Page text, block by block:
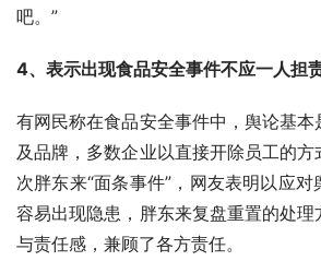
吧。”
4、表示出现食品安全事件不应一人担
有网民称在食品安全事件中，舆论基
及品牌，多数企业以直接开除员工的
次胖东来“面条事件”，网友表明以应
容易出现隐患，胖东来复盘重置的处
与责任感，兼顾了各方责任。